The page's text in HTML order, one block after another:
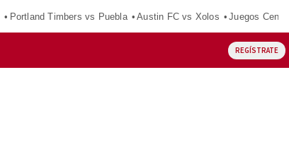
Portland Timbers vs Puebla Austin FC vs Xolos Juegos
REGÍSTRATE